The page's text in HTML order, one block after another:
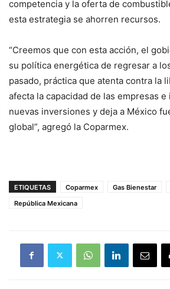
competencia y la oferta de
esta estrategia se ahorren recursos.
“Creemos que con esta acción, el
su política energética de regresar a
pasado, práctica que atenta contra la
afecta la capacidad de las empresas
nuevas inversiones y deja a México
global”, agregó la Coparmex.
ETIQUETAS Coparmex Gas Bienestar
República Mexicana